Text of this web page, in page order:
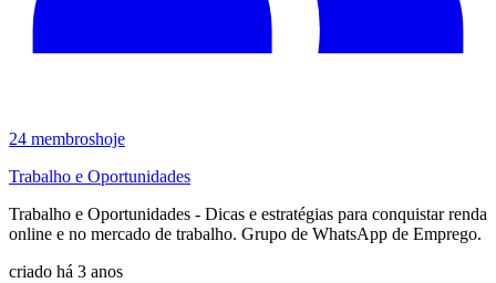
24 membroshoje
Trabalho e Oportunidades
Trabalho e Oportunidades - Dicas e estratégias para conquistar renda
online e no mercado de trabalho. Grupo de WhatsApp de Emprego.
criado há 3 anos